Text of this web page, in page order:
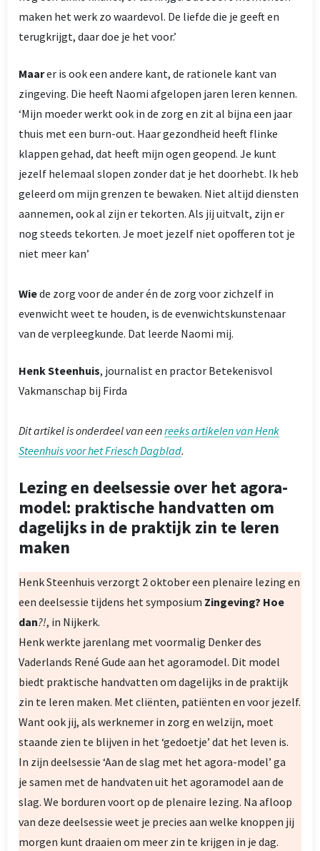
maken het werk zo waardevol. De liefde die je geeft en
terugkrijgt, daar doe je het voor.’
Maarer is ook een andere kant, de rationele kant van
zingeving. Die heeft Naomi afgelopen jaren leren kennen.
‘Mijn moeder werkt ook in de zorg en zit al bijna een jaar
thuis met een burn-out. Haar gezondheid heeft flinke
klappen gehad, dat heeft mijn ogen geopend. Je kunt
jezelf helemaal slopen zonder dat je het doorhebt. Ik heb
geleerd om mijn grenzen te bewaken. Niet altijd diensten
aannemen, ook al zijn er tekorten. Als jij uitvalt, zijn er
nog steeds tekorten. Je moet jezelf niet opofferen tot je
niet meer kan’
Wiede zorg voor de ander én de zorg voor zichzelf in
evenwicht weet te houden, is de evenwichtskunstenaar
van de verpleegkunde. Dat leerde Naomi mij.
Henk Steenhuis, journalist en practor Betekenisvol
Vakmanschap bij Firda
Dit artikel is onderdeel van eenreeks artikelen van Henk
Steenhuis voor het Friesch Dagblad.
Lezing en deelsessie over het agora-
model: praktische handvatten om
dagelijks in de praktijk zin te leren
maken
Henk Steenhuis verzorgt 2 oktober een plenaire lezing en
een deelsessie tijdens het symposium Zingeving? Hoe
dan?!, in Nijkerk.
Henk werkte jarenlang met voormalig Denker des
Vaderlands René Gude aan het agoramodel. Dit model
biedt praktische handvatten om dagelijks in de praktijk
zin te leren maken. Met cliënten, patiënten en voor jezelf.
Want ook jij, als werknemer in zorg en welzijn, moet
staande zien te blijven in het ‘gedoetje’ dat het leven is.
In zijn deelsessie ‘Aan de slag met het agora-model’ ga
je samen met de handvaten uit het agoramodel aan de
slag. We borduren voort op de plenaire lezing. Na afloop
van deze deelsessie weet je precies aan welke knoppen jij
morgen kunt draaien om meer zin te krijgen in je dag.